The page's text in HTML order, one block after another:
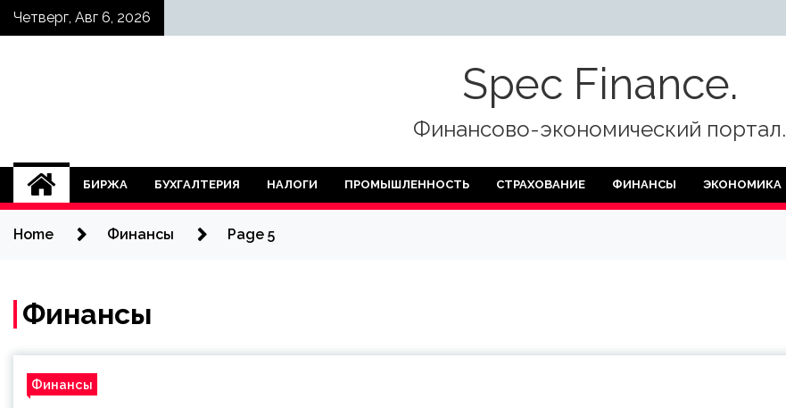
SkipЧетверг, Авг 6, 2026
Spec Finance.
Финансово-экономический портал.
БИРЖА БУХГАЛТЕРИЯ НАЛОГИ ПРОМЫШЛЕННОСТЬ СТРАХОВАНИЕ ФИНАНСЫ ЭКОНОМИКА
Home Финансы Page 5
Финансы
Финансы